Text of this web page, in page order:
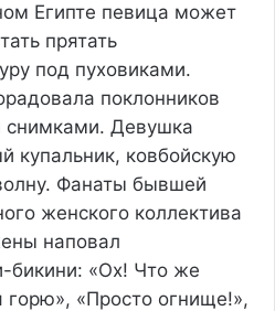
Египте певица может
прятать
под пуховиками.
поклонников
Девушка
купальник, ковбойскую
Фанаты бывшей
женского коллектива
наповал
бикини: «Ох! Что же
горю», «Просто огнище!»,